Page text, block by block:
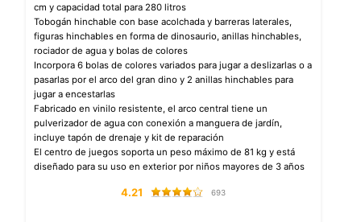
cm y capacidad total para 280 litros
Tobogán hinchable con base acolchada y barreras laterales,
figuras hinchables en forma de dinosaurio, anillas hinchables,
rociador de agua y bolas de colores
Incorpora 6 bolas de colores variados para jugar a deslizarlas o a
pasarlas por el arco del gran dino y 2 anillas hinchables para
jugar a encestarlas
Fabricado en vinilo resistente, el arco central tiene un
pulverizador de agua con conexión a manguera de jardín,
incluye tapón de drenaje y kit de reparación
El centro de juegos soporta un peso máximo de 81 kg y está
diseñado para su uso en exterior por niños mayores de 3 años
4.21 693